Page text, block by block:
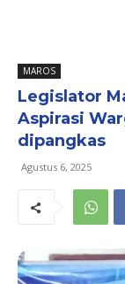
MAROS
Legislator
Aspirasi
dipangkas
Agustus 6, 2025